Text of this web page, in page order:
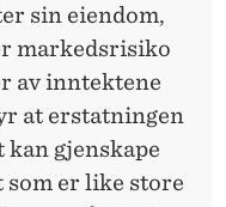
sin eiendom,
markedsrisiko
av inntektene
at erstatningen
gjenskape
er like store